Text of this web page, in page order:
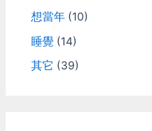
想當年(10)
睡覺(14)
其它 (39)